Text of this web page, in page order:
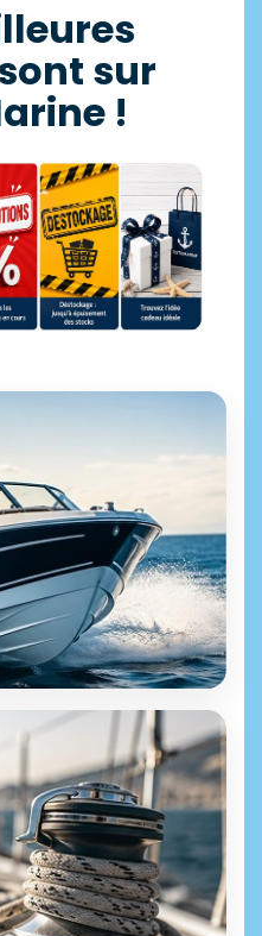
sur
!
DéstockageIdées cadeaux
disponibles